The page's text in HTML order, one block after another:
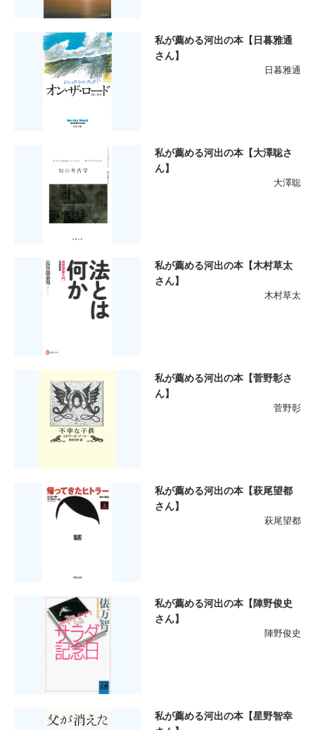
私が薦める河出の本【日暮雅通
さん】
日暮雅通
私が薦める河出の本【大澤聡さ
ん】
大澤聡
私が薦める河出の本【木村草太
さん】
木村草太
私が薦める河出の本【菅野彰さ
ん】
菅野彰
私が薦める河出の本【萩尾望都
さん】
萩尾望都
私が薦める河出の本【陣野俊史
さん】
陣野俊史
私が薦める河出の本【星野智幸